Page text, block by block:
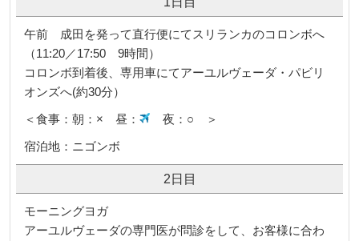
午前 成田を発って直行便にてスリランカのコロンボへ
（11:20／17:50 9時間）
コロンボ到着後、専用車にてアーユルヴェーダ・パビリ
オンズへ(約30分）
＜食事：朝：× 昼：
夜：○ ＞
宿泊地：ニゴンボ
2日目
モーニングヨガ
アーユルヴェーダの専門医が問診をして、お客様に合わ